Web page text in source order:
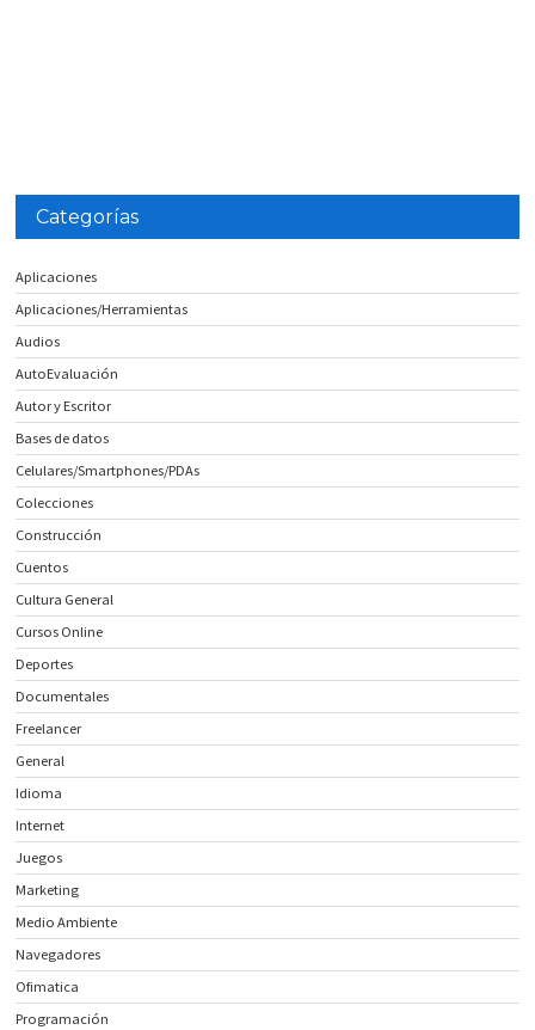
Categorías
Aplicaciones
Aplicaciones/Herramientas
Audios
AutoEvaluación
Autor y Escritor
Bases de datos
Celulares/Smartphones/PDAs
Colecciones
Construcción
Cuentos
Cultura General
Cursos Online
Deportes
Documentales
Freelancer
General
Idioma
Internet
Juegos
Marketing
Medio Ambiente
Navegadores
Ofimatica
Programación